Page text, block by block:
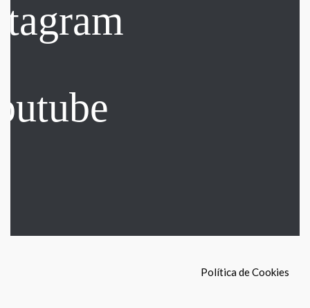
Política de Cookies